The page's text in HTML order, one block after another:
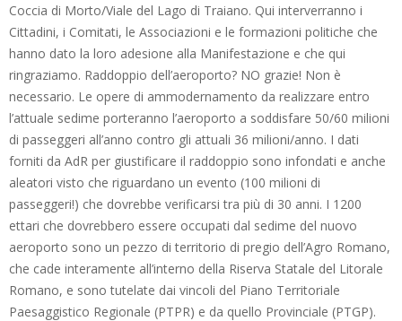
Coccia di Morto/Viale del Lago di Traiano. Qui interverranno i
Cittadini, i Comitati, le Associazioni e le formazioni politiche che
hanno dato la loro adesione alla Manifestazione e che qui
ringraziamo. Raddoppio dell’aeroporto? NO grazie! Non è
necessario. Le opere di ammodernamento da realizzare entro
l’attuale sedime porteranno l’aeroporto a soddisfare 50/60 milioni
di passeggeri all’anno contro gli attuali 36 milioni/anno. I dati
forniti da AdR per giustificare il raddoppio sono infondati e anche
aleatori visto che riguardano un evento (100 milioni di
passeggeri!) che dovrebbe verificarsi tra più di 30 anni. I 1200
ettari che dovrebbero essere occupati dal sedime del nuovo
aeroporto sono un pezzo di territorio di pregio dell’Agro Romano,
che cade interamente all’interno della Riserva Statale del Litorale
Romano, e sono tutelate dai vincoli del Piano Territoriale
Paesaggistico Regionale (PTPR) e da quello Provinciale (PTGP).